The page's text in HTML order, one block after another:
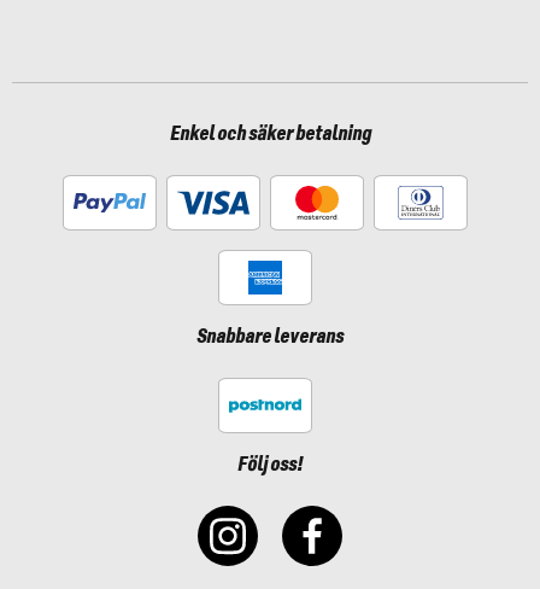
Enkel och säker betalning
Snabbare leverans
Följ oss!